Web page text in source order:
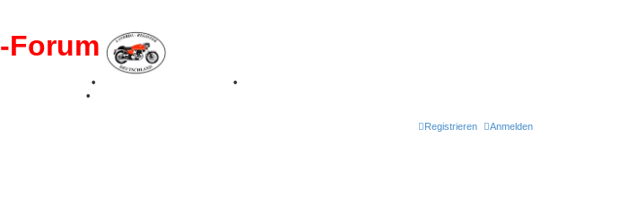
-Forum
•
•
•
Anmelden
Registrieren